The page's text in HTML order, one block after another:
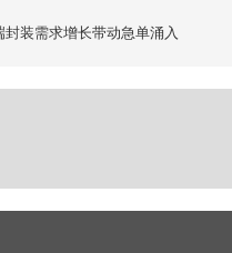
装需求增长带动急单涌入